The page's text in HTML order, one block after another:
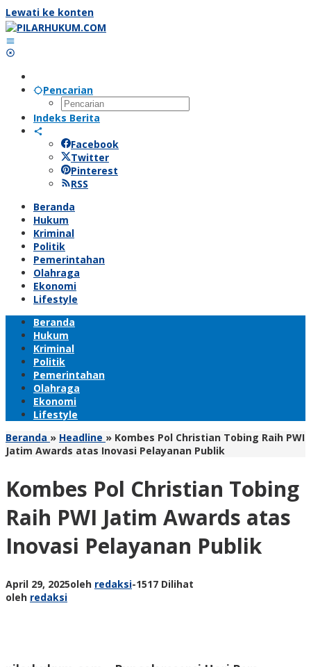
Lewati ke konten
Pencarian
Indeks Berita
Facebook
Twitter
Pinterest
RSS
Beranda
Hukum
Kriminal
Politik
Pemerintahan
Olahraga
Ekonomi
Lifestyle
Beranda
Hukum
Kriminal
Politik
Pemerintahan
Olahraga
Ekonomi
Lifestyle
Beranda » Headline » Kombes Pol Christian Tobing Raih PWI
Jatim Awards atas Inovasi Pelayanan Publik
Kombes Pol Christian Tobing
Raih PWI Jatim Awards atas
Inovasi Pelayanan Publik
April 29, 2025oleh redaksi-1517 Dilihat
oleh redaksi